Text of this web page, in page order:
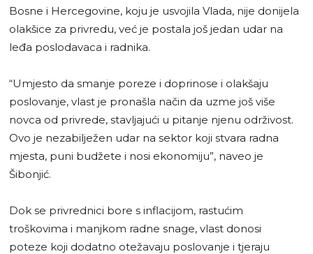
Bosne i Hercegovine, koju je usvojila Vlada, nije donijela
olakšice za privredu, već je postala još jedan udar na
leđa poslodavaca i radnika.
“Umjesto da smanje poreze i doprinose i olakšaju
poslovanje, vlast je pronašla način da uzme još više
novca od privrede, stavljajući u pitanje njenu održivost.
Ovo je nezabilježen udar na sektor koji stvara radna
mjesta, puni budžete i nosi ekonomiju”, naveo je
Šibonjić.
Dok se privrednici bore s inflacijom, rastućim
troškovima i manjkom radne snage, vlast donosi
poteze koji dodatno otežavaju poslovanje i tjeraju